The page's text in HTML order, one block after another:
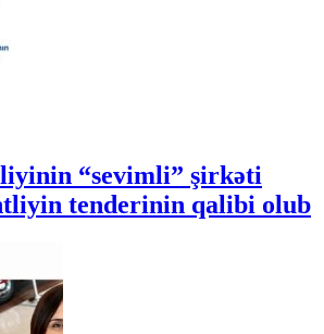
“sevimli” şirkəti
tenderinin qalibi olub